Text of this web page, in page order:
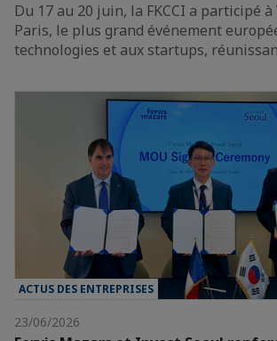
Du 17 au 20 juin, la FKCCI a participé à
Paris, le plus grand événement
technologies et aux startups,
ACTUS DES ENTREPRISES
23/06/2026